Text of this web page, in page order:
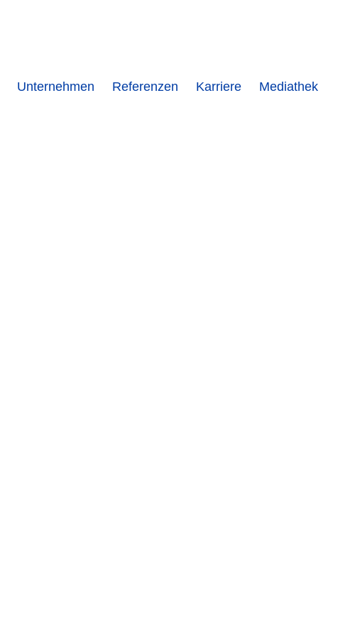
Unternehmen Referenzen Karriere Mediathek